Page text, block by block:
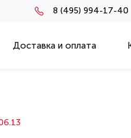
8 (495) 994-17-40
Доставка и оплата